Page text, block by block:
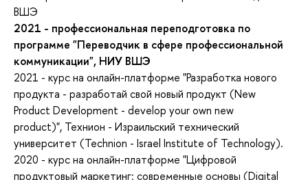
ВШЭ
2021 - профессиональная переподготовка по
программе "Переводчик в сфере профессиональной
коммуникации", НИУ ВШЭ
2021 - курс на онлайн-платформе "Разработка нового
продукта - разработай свой новый продукт (New
Product Development - develop your own new
product)", Технион - Израильский технический
университет (Technion - Israel Institute of Technology).
2020 - курс на онлайн-платформе "Цифровой
продуктовый маркетинг: современные основы (Digital